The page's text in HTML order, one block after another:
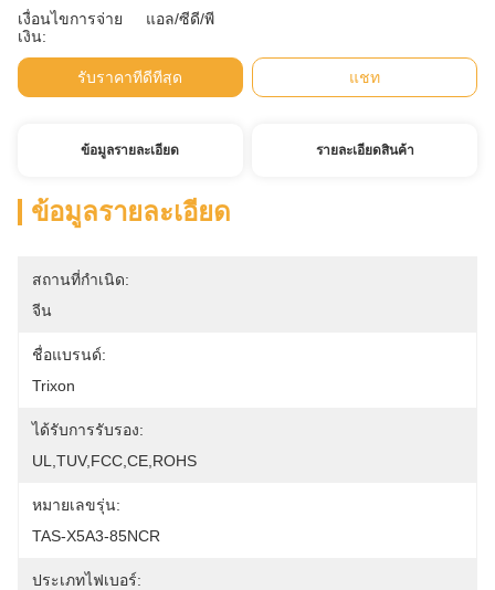
เงื่อนไขการจ่าย
เงิน:
แอล/ซีดี/พี
รับราคาที่ดีที่สุด แชท
ข้อมูลรายละเอียด รายละเอียดสินค้า
ข้อมูลรายละเอียด
สถานที่กำเนิด:
จีน
ชื่อแบรนด์:
Trixon
ได้รับการรับรอง:
UL,TUV,FCC,CE,ROHS
หมายเลขรุ่น:
TAS-X5A3-85NCR
ประเภทไฟเบอร์: